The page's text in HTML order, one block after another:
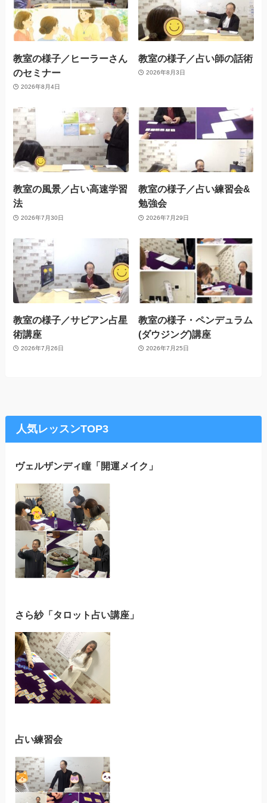
教室の様子／ヒーラーさん
のセミナー
2026年8月4日
教室の様子／占い師の話術
2026年8月3日
教室の風景／占い高速学習
法
2026年7月30日
教室の様子／占い練習会&
勉強会
2026年7月29日
教室の様子／サビアン占星
術講座
2026年7月26日
教室の様子・ペンデュラム
(ダウジング)講座
2026年7月25日
人気レッスンTOP3
ヴェルザンディ瞳「開運メイク」
さら紗「タロット占い講座」
占い練習会